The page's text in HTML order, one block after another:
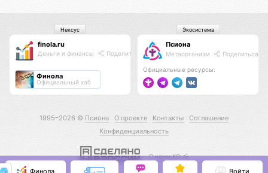
finola.ru
Деньги и финансы Поделиться
Финола
Официальный хаб
Нексус
Псиона
Метаорганизм Поделиться
Официальные ресурсы:
Экосистема
1995–2026 © Псиона О проекте Контакты
Соглашение
Конфиденциальность
С нами КО 🕉️
Финола Войти